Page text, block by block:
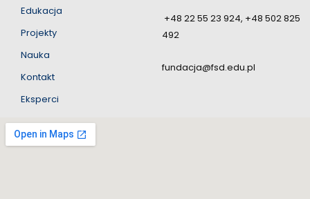
Edukacja
Projekty
Nauka
Kontakt
Eksperci
+48 22 55 23 924, +48 502 825
492
fundacja@fsd.edu.pl